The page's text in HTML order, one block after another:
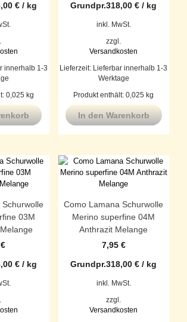
€/ kg
innerhalb 1-3
0,025 kg
Grundpr.318,00€ / kg
inkl. MwSt.
zzgl.
Versandkosten
Lieferzeit: Lieferbar innerhalb 1-3
Werktage
Produkt enthält: 0,025 kg
In den Warenkorb
03M
€
€/ kg
Como Lamana Schurwolle
Merino superfine 04M
Anthrazit Melange
7,95 €
Grundpr.318,00€ / kg
inkl. MwSt.
zzgl.
Versandkosten